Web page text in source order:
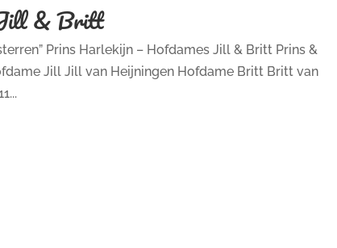
Jill & Britt
Prins Harlekijn – Hofdames Jill & Britt Prins &
Jill Jill van Heijningen Hofdame Britt Britt van